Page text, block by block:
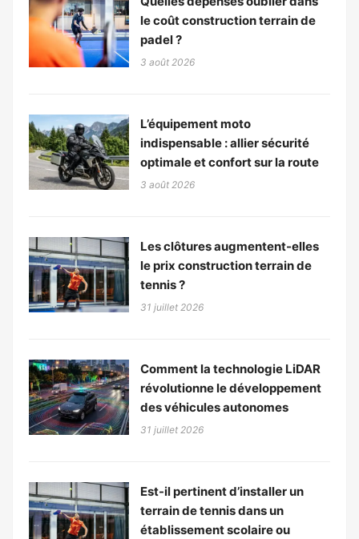
le coût construction terrain de
padel ?
3 août 2026
L’équipement moto
indispensable : allier sécurité
optimale et confort sur la route
3 août 2026
Les clôtures augmentent-elles
le prix construction terrain de
tennis ?
31 juillet 2026
Comment la technologie LiDAR
révolutionne le développement
des véhicules autonomes
31 juillet 2026
Est-il pertinent d’installer un
terrain de tennis dans un
établissement scolaire ou